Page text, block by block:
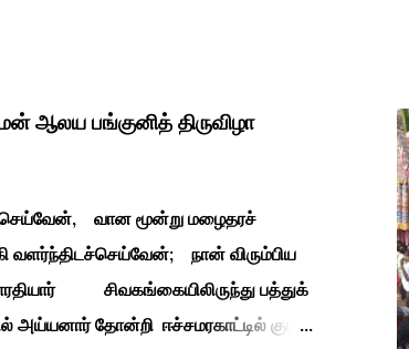
ஆலய பங்குனித் திருவிழா
செய்வேன், வான மூன்று மழைதரச்
நான் விரும்பிய
பத்துக்
தோன்றி ஈச்சமரகாட்டில் குடி